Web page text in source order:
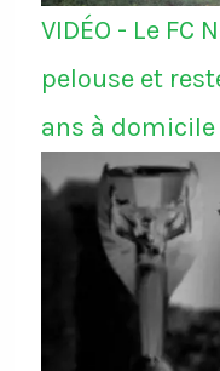
VIDÉO - Le FC
pelouse et
ans à domicile